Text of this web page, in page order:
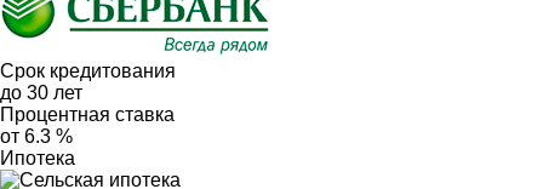
Срок кредитования
до 30 лет
Процентная ставка
от 6.3 %
Ипотека